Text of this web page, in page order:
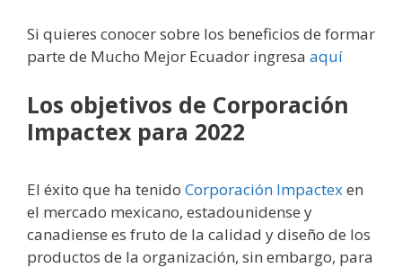
Si quieres conocer sobre los beneficios de formar
parte de Mucho Mejor Ecuador ingresa aquí
Los objetivos de Corporación
Impactex para 2022
El éxito que ha tenido Corporación Impactexen
el mercado mexicano, estadounidense y
canadiense es fruto de la calidad y diseño de los
productos de la organización, sin embargo, para